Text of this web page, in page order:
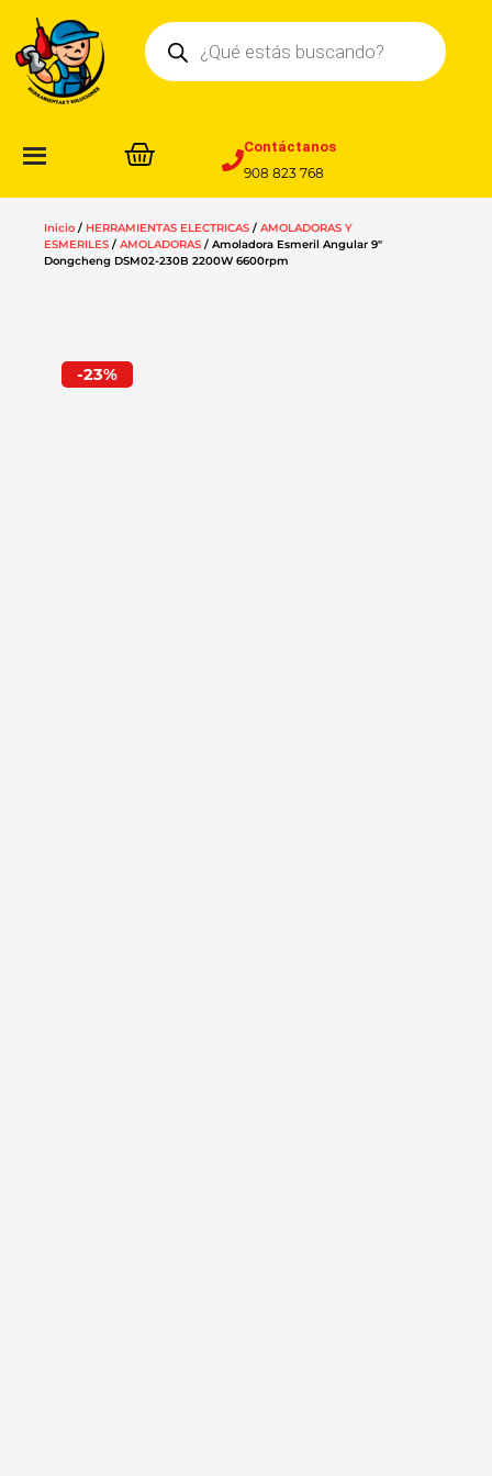
contenido
Búsqueda
de
productos
Contáctanos
908 823 768
Inicio / HERRAMIENTAS ELECTRICAS / AMOLADORAS Y
ESMERILES / AMOLADORAS / Amoladora Esmeril Angular 9″
Dongcheng DSM02-230B 2200W 6600rpm
-23%